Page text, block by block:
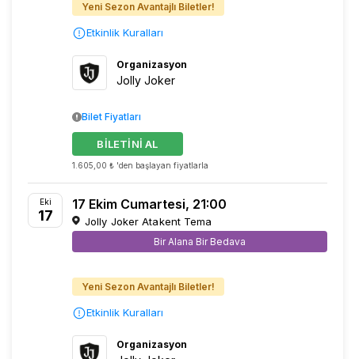
Yeni Sezon Avantajlı Biletler!
Etkinlik Kuralları
Organizasyon
Jolly Joker
1.605,00 ₺ 'den başlayan fiyatlarla
BİLETİNİ AL
Bilet Fiyatları
Eki
17
17 Ekim Cumartesi, 21:00
Jolly Joker Atakent Tema
Bir Alana Bir Bedava
Yeni Sezon Avantajlı Biletler!
Etkinlik Kuralları
Organizasyon